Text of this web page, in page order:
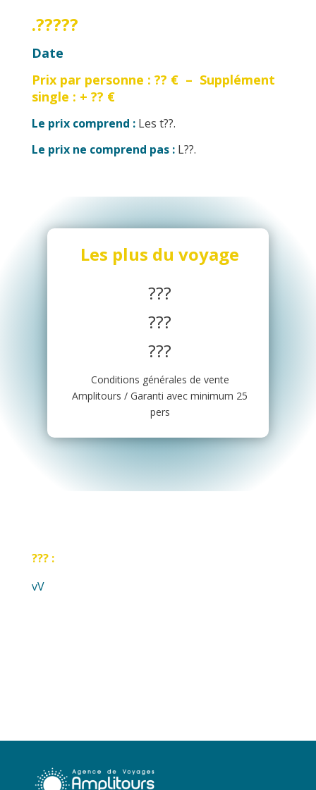
.?????
Date
Prix par personne : ?? € – Supplément
single : + ?? €
Le prix comprend : Les t??.
Le prix ne comprend pas :L??.
Les plus du voyage
???
???
???
Conditions générales de vente
Amplitours / Garanti avec minimum 25
pers
??? :
vV